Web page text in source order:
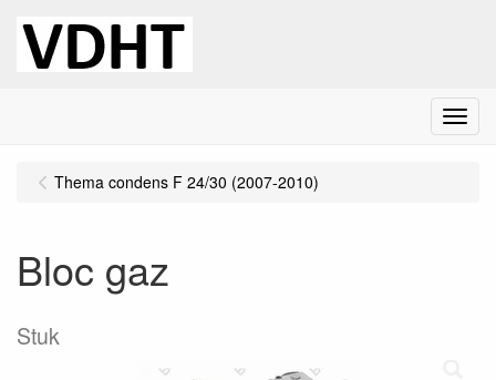
Menu
Thema condens F 24/30 (2007-2010)
Bloc gaz
Stuk